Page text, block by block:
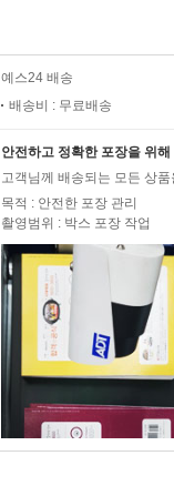
예스24 배송
배송비 : 무료배송
안전하고 정확한 포장을 위
고객님께 배송되는 모든 상
목적 : 안전한 포장 관리
촬영범위 : 박스 포장 작업